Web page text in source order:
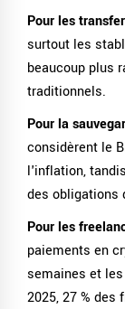
Pour les
surtout les
beaucoup plus
traditionnels.
Pour la
considèrent le
l'inflation,
des obligations
Pour les
paiements en
semaines et
2025, 27 % des